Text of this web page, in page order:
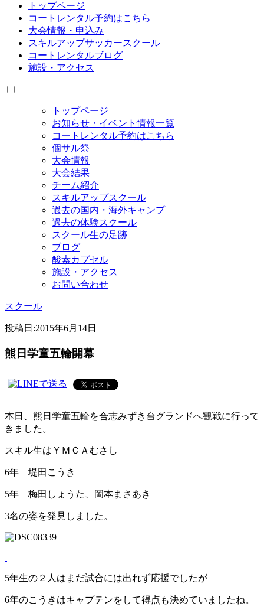
トップページ
コートレンタル予約はこちら
大会情報・申込み
スキルアップサッカースクール
コートレンタルブログ
施設・アクセス
トップページ
お知らせ・イベント情報一覧
コートレンタル予約はこちら
個サル祭
大会情報
大会結果
チーム紹介
スキルアップスクール
過去の国内・海外キャンプ
過去の体験スクール
スクール生の足跡
ブログ
酸素カプセル
施設・アクセス
お問い合わせ
スクール
投稿日:2015年6月14日
熊日学童五輪開幕
本日、熊日学童五輪を合志みずき台グランドへ観戦に行って
きました。
スキル生はＹＭＣＡむさし
6年 堤田こうき
5年 梅田しょうた、岡本まさあき
3名の姿を発見しました。
5年生の２人はまだ試合には出れず応援でしたが
6年のこうきはキャプテンをして得点も決めていましたね。